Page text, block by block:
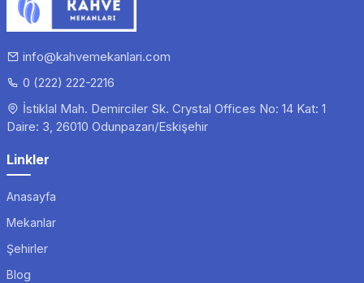
info@kahvemekanlari.com
0 (222) 222-2216
İstiklal Mah. Demirciler Sk. Crystal Offices No: 14 Kat: 1
Daire: 3, 26010 Odunpazarı/Eskişehir
Linkler
Anasayfa
Mekanlar
Şehirler
Blog